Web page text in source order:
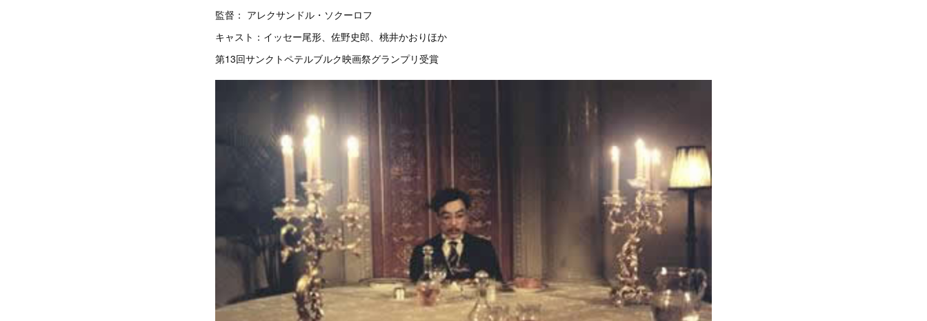
監督： アレクサンドル・ソクーロフ
キャスト：イッセー尾形、佐野史郎、桃井かおりほか
第13回サンクトペテルブルク映画祭グランプリ受賞